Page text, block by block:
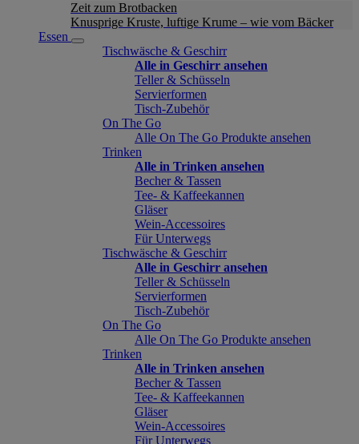
Zeit zum Brotbacken
Knusprige Kruste, luftige Krume – wie vom Bäcker
Essen
Tischwäsche & Geschirr
Alle in Geschirr ansehen
Teller & Schüsseln
Servierformen
Tisch-Zubehör
On The Go
Alle On The Go Produkte ansehen
Trinken
Alle in Trinken ansehen
Becher & Tassen
Tee- & Kaffeekannen
Gläser
Wein-Accessoires
Für Unterwegs
Tischwäsche & Geschirr
Alle in Geschirr ansehen
Teller & Schüsseln
Servierformen
Tisch-Zubehör
On The Go
Alle On The Go Produkte ansehen
Trinken
Alle in Trinken ansehen
Becher & Tassen
Tee- & Kaffeekannen
Gläser
Wein-Accessoires
Für Unterwegs